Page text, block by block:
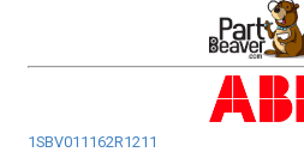
1SBV011162R1211